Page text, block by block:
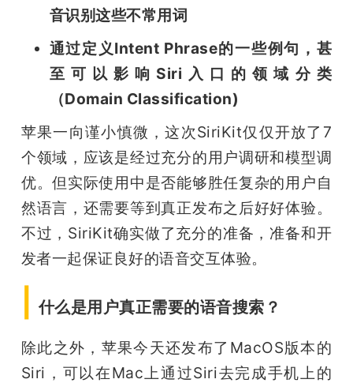
音识别这些不常用词
通过定义Intent Phrase的一些例句，甚
至可以影响Siri入口的领域分类
（Domain Classification)
苹果一向谨小慎微，这次SiriKit仅仅开放了7
个领域，应该是经过充分的用户调研和模型调
优。但实际使用中是否能够胜任复杂的用户自
然语言，还需要等到真正发布之后好好体验。
不过，SiriKit确实做了充分的准备，准备和开
发者一起保证良好的语音交互体验。
|什么是用户真正需要的语音搜索？
除此之外，苹果今天还发布了MacOS版本的
Siri，可以在Mac上通过Siri去完成手机上的